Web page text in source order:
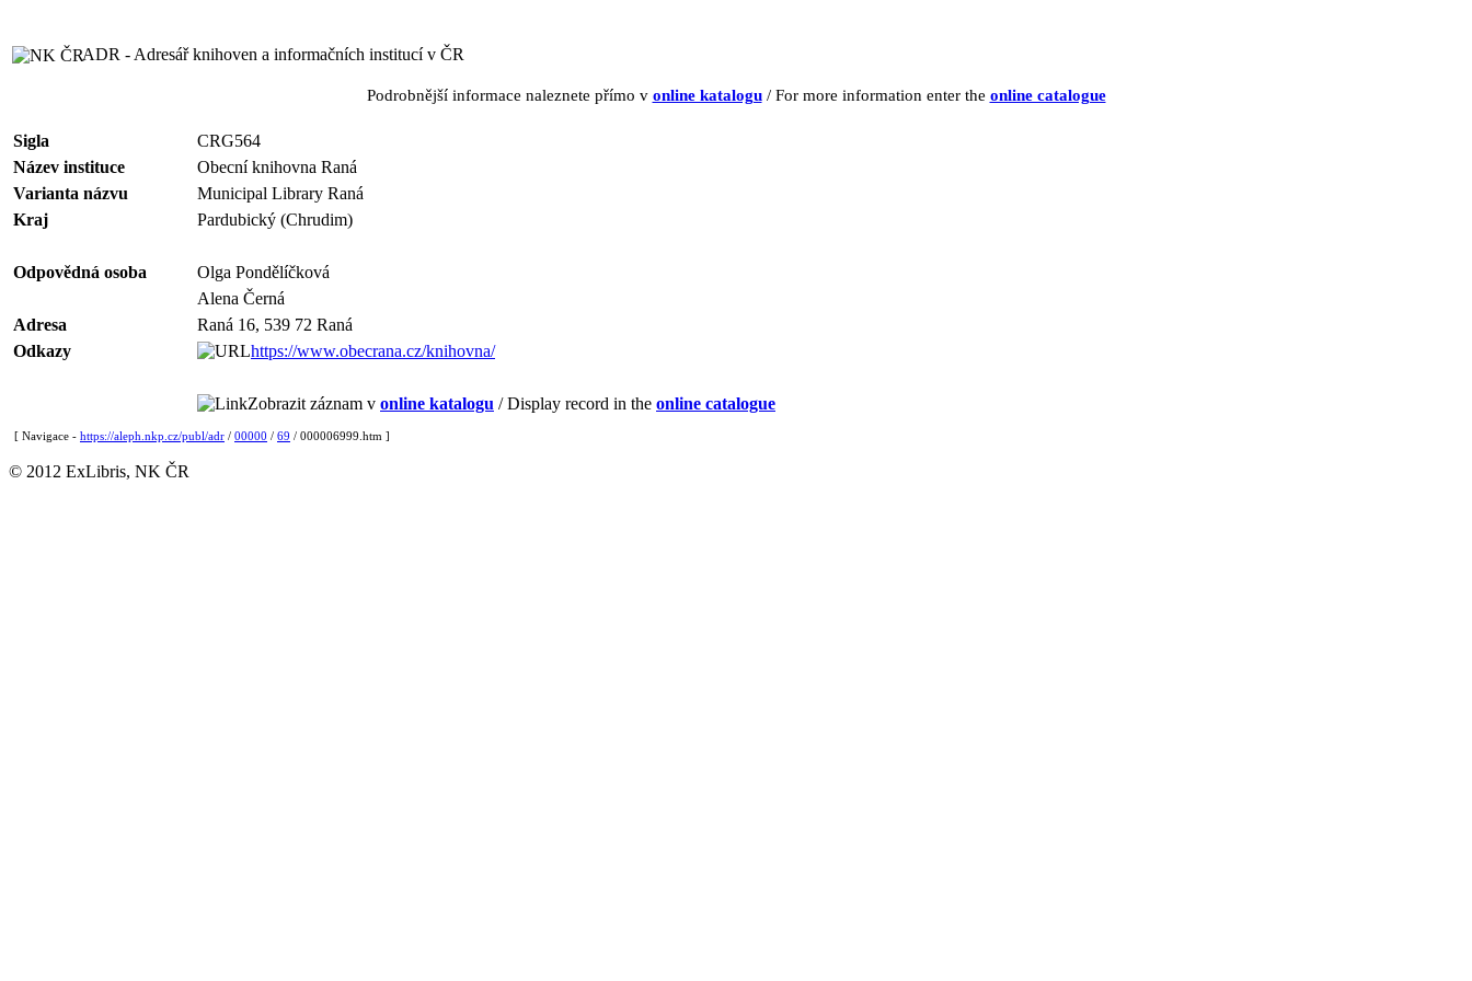
ADR - Adresář knihoven a informačních institucí v ČR
Podrobnější informace naleznete přímo v online katalogu/ For more information enter the online catalogue
Sigla
CRG564
Název instituce
Obecní knihovna Raná
Varianta názvu
Municipal Library Raná
Kraj
Pardubický (Chrudim)
Odpovědná osoba
Olga Pondělíčková
Alena Černá
Adresa
Raná 16, 539 72 Raná
Odkazy
https://www.obecrana.cz/knihovna/
Zobrazit záznam v online katalogu / Display record in the online catalogue
[ Navigace - https://aleph.nkp.cz/publ/adr / 00000 / 69 / 000006999.htm ]
© 2012 ExLibris, NK ČR